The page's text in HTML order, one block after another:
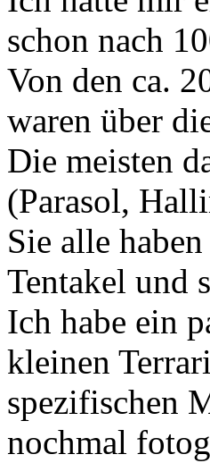
schon nach
Von den ca.
waren über
Die meisten
(Parasol,
Sie alle
Tentakel und
Ich habe ein
kleinen
spezifischen
nochmal